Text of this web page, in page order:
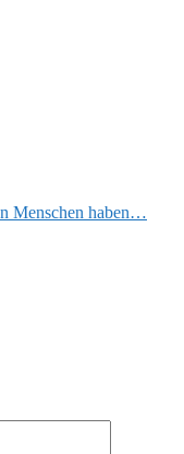
Menschen haben…